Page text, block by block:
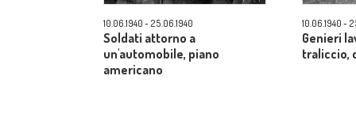
10.06.1940 - 25.06.1940
Soldati attorno a
un'automobile, piano
americano
10.06.1940 -
Genieri
traliccio,